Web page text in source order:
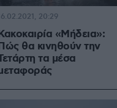
«Μήδεια»:
θα κινηθούν την
τα μέσα
20:29